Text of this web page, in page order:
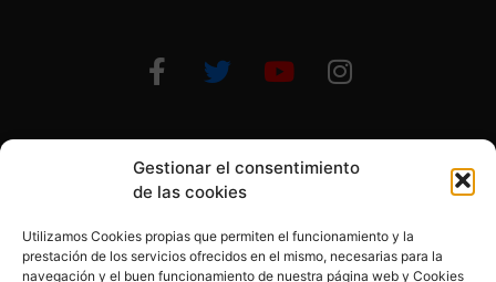
Gestionar el consentimiento
de las cookies
Utilizamos Cookies propias que permiten el funcionamiento y la
prestación de los servicios ofrecidos en el mismo, necesarias para la
navegación y el buen funcionamiento de nuestra página web y Cookies
Otras formas de ayudar